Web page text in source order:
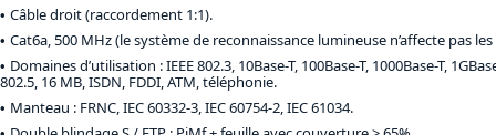
Câble droit (raccordement 1:1).
Cat6a, 500 MHz (le système de reconnaissance lumineuse n’affecte pas
Domaines d’utilisation : IEEE 802.3, 10Base-T, 100Base-T, 1000Base-T,
802.5, 16 MB, ISDN, FDDI, ATM, téléphonie.
Manteau : FRNC, IEC 60332-3, IEC 60754-2, IEC 61034.